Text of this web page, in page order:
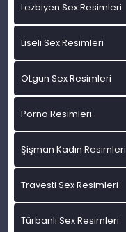
Lezbiyen Sex Resimleri
Liseli Sex Resimleri
OLgun Sex Resimleri
Porno Resimleri
Şişman Kadın Resimleri
Travesti Sex Resimleri
Türbanlı Sex Resimleri